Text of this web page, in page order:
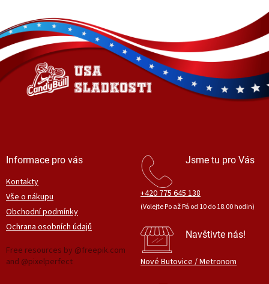
á
p
a
í
Informace pro vás
Kontakty
Vše o nákupu
Obchodní podmínky
Ochrana osobních údajů
Free resources by @freepik.com
and @pixelperfect
Jsme tu pro Vás
+420 775 645 138
(Volejte Po až Pá od 10 do 18.00 hodin)
Navštivte nás!
Nové Butovice / Metronom